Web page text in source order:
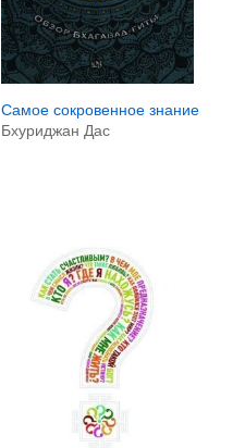
Самое сокровенное знание
Бхуриджан Дас